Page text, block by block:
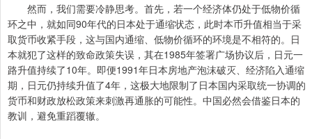
然而，我们需要冷静思考。首先，若一个经济体仍处于低物价循
环之中，就如同90年代的日本处于通缩状态，此时本币升值相当于采
取货币收紧手段，这与国内通缩、低物价循环的环境是不相符的。日
本就犯了这样的致命政策失误，其在1985年签署广场协议后，日元一
路升值持续了10年。即便1991年日本房地产泡沫破灭、经济陷入通缩
期，日元仍持续升值了4年，这极大地限制了日本国内采取统一协调的
货币和财政放松政策来刺激再通胀的可能性。中国必然会借鉴日本的
教训，避免重蹈覆辙。